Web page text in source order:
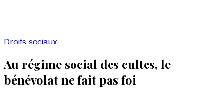
Droits sociaux
Au régime social des cultes, le
bénévolat ne fait pas foi